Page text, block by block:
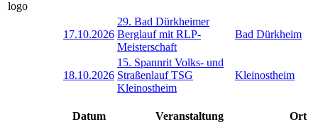
17.10.2026
29. Bad Dürkheimer
Berglauf mit RLP-
Meisterschaft
Bad Dürkheim
18.10.2026
15. Spannrit Volks- und
Straßenlauf TSG
Kleinostheim
Kleinostheim
Datum Veranstaltung
Ort